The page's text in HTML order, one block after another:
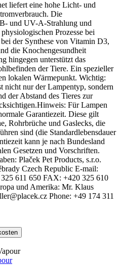
liefert eine hohe Licht- und
Die
und UV-A-Strahlung und
Prozesse bei
der Synthese von Vitamin D3,
die Knochengesundheit
hingegen unterstützt das
der Tiere. Ein spezieller
lokalen Wärmepunkt. Wichtig:
nicht nur der Lampentyp, sondern
der Abstand des Tieres zur
Für Lampen
Garantiezeit. Diese gilt
Rohrbrüche und Gaslecks, die
sind (die Standardlebensdauer
kann je nach Bundesland
Gesetzen und Vorschriften.
Plaček Pet Products, s.r.o.
Czech Republic E-mail:
611 650 FAX: +420 325 610
und Amerika: Mr. Klaus
Phone: +49 174 311